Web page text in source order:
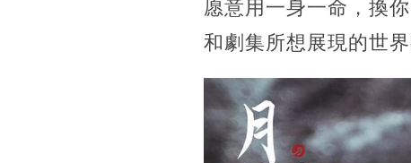
愿意用一身一命，換
和劇集所想展現的世界